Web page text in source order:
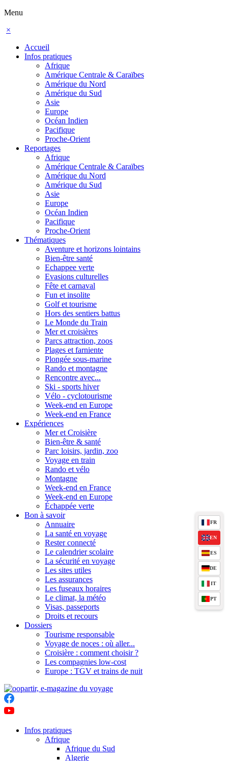
Menu
×
Accueil
Infos pratiques
Afrique
Amérique Centrale & Caraïbes
Amérique du Nord
Amérique du Sud
Asie
Europe
Océan Indien
Pacifique
Proche-Orient
Reportages
Afrique
Amérique Centrale & Caraïbes
Amérique du Nord
Amérique du Sud
Asie
Europe
Océan Indien
Pacifique
Proche-Orient
Thématiques
Aventure et horizons lointains
Bien-être santé
Echappee verte
Evasions culturelles
Fête et carnaval
Fun et insolite
Golf et tourisme
Hors des sentiers battus
Le Monde du Train
Mer et croisières
Parcs attraction, zoos
Plages et farniente
Plongée sous-marine
Rando et montagne
Rencontre avec...
Ski - sports hiver
Vélo - cyclotourisme
Week-end en Europe
Week-end en France
Expériences
Mer et Croisière
Bien-être & santé
Parc loisirs, jardin, zoo
Voyage en train
Rando et vélo
Montagne
Week-end en France
Week-end en Europe
Échappée verte
Bon à savoir
Annuaire
La santé en voyage
Rester connecté
Le calendrier scolaire
La sécurité en voyage
Les sites utiles
Les assurances
Les fuseaux horaires
Le climat, la météo
Visas, passeports
Droits et recours
Dossiers
Tourisme responsable
Voyage de noces : où aller...
Croisière : comment choisir ?
Les compagnies low-cost
Europe : TGV et trains de nuit
FR
EN
ES
DE
IT
PT
Infos pratiques
Afrique
Afrique du Sud
Algerie